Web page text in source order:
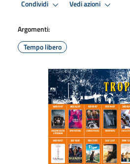
Condividi Vedi azioni
Argomenti:
Tempo libero